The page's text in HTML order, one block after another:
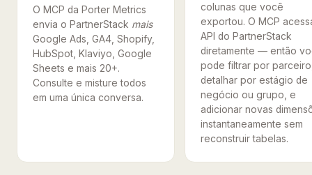
O MCP da Porter Metrics
envia o PartnerStack mais
Google Ads, GA4, Shopify,
HubSpot, Klaviyo, Google
Sheets e mais 20+.
Consulte e misture todos
em uma única conversa.
colunas que você
exportou. O MCP
API do PartnerStack
diretamente — então
pode filtrar por
detalhar por estágio de
negócio ou grupo, e
adicionar novas
instantaneamente sem
reconstruir tabelas.